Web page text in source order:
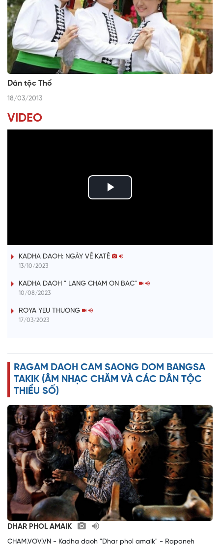
Dân tộc Thổ
18/03/2013
VIDEO
P
a
V
e
o
KADHA DAOH: NGÀY VỀ KATÊ
13/10/2023
KADHA DAOH " LANG CHAM ON BAC"
10/08/2023
ROYA YEU THUONG
17/03/2023
RAGAM DAOH CAM SAONG DOM BANGSA
TAKIK (ÂM NHẠC CHĂM VÀ CÁC DÂN TỘC
THIỂU SỐ)
DHAR PHOL AMAIK
CHAM.VOV.VN - Kadha daoh "Dhar phol amaik" - Rapaneh